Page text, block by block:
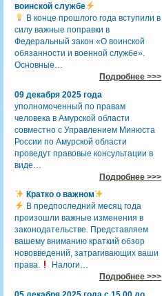
воинской службе
В конце прошлого года вступили в
силу важные поправки в
Федеральный закон «О воинской
обязанности и военной службе».
Основные…
Подробнее >>>
09 декабря 2025 года
уполномоченный по правам
человека в Амурской области
совместно с Управлением Минюста
России по Амурской области
проведут правовые консультации в
виде…
Подробнее >>>
Кратко о важном
В предпоследний месяц года
произошли важные изменения в
законодательстве. Представляем
вашему вниманию краткий обзор
нововведений, затрагивающих ваши
права.
Налоги…
Подробнее >>>